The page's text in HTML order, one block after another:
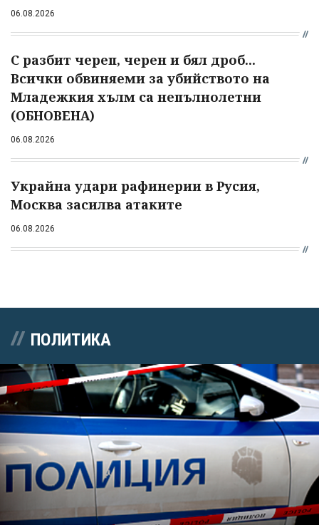
06.08.2026
С разбит череп, черен и бял дроб...
Всички обвиняеми за убийството на
Младежкия хълм са непълнолетни
(ОБНОВЕНА)
06.08.2026
Украйна удари рафинерии в Русия,
Москва засилва атаките
06.08.2026
ПОЛИТИКА